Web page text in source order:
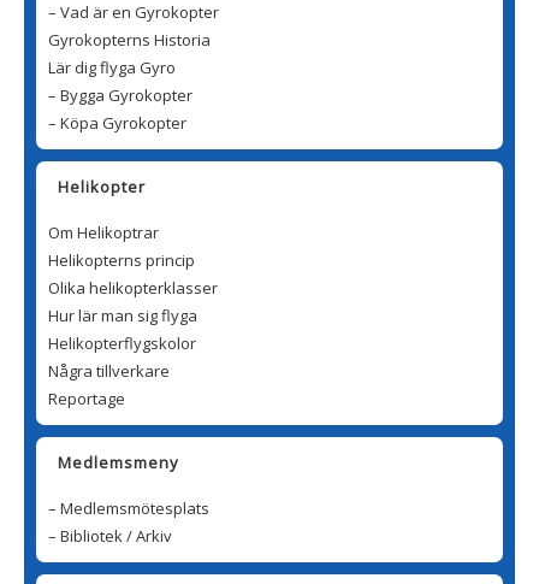
– Vad är en Gyrokopter
Gyrokopterns Historia
Lär dig flyga Gyro
– Bygga Gyrokopter
– Köpa Gyrokopter
Helikopter
Om Helikoptrar
Helikopterns princip
Olika helikopterklasser
Hur lär man sig flyga
Helikopterflygskolor
Några tillverkare
Reportage
Medlemsmeny
– Medlemsmötesplats
– Bibliotek / Arkiv